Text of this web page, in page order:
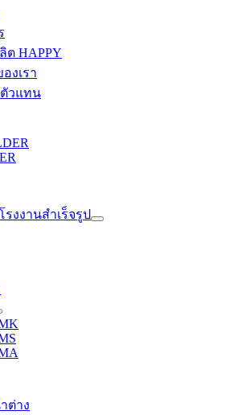
ต HAPPY
งเรา
วแทน
รงงานสำเร็จรูป
ต่าง